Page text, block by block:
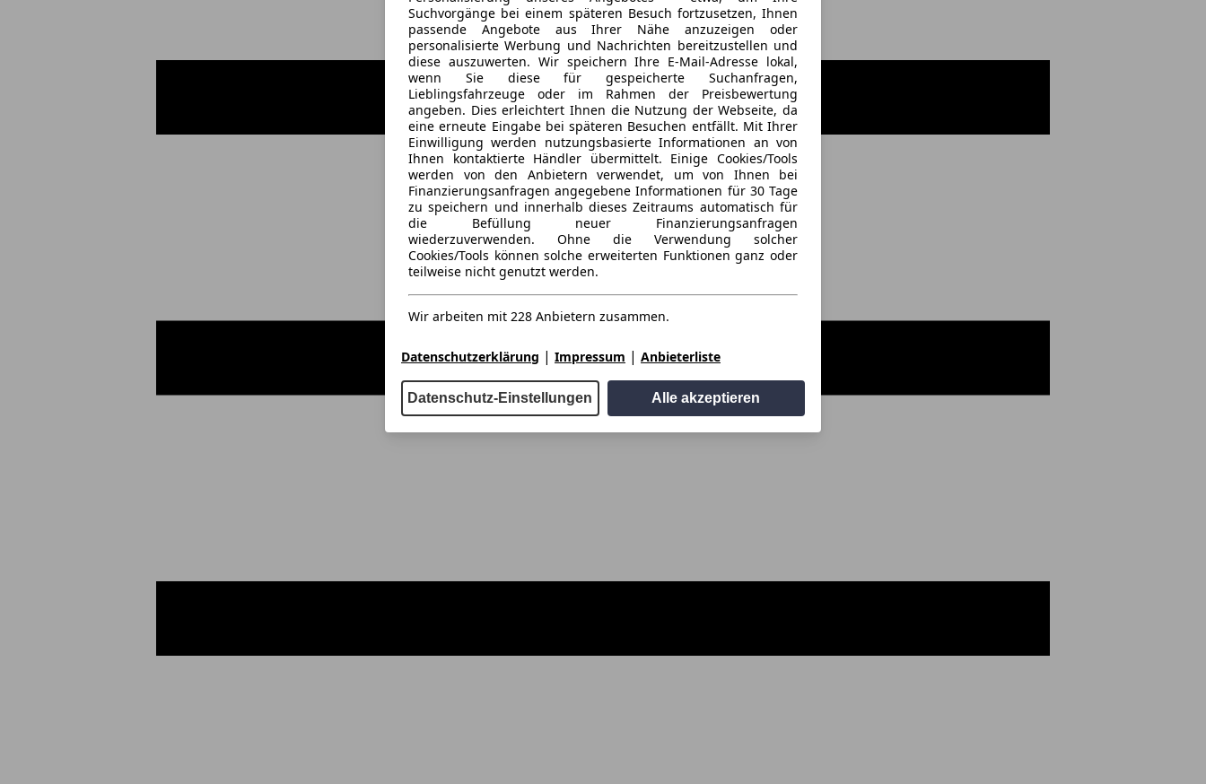
Suchvorgänge bei einem späteren Besuch fortzusetzen, Ihnen
passende Angebote aus Ihrer Nähe anzuzeigen oder
personalisierte Werbung und Nachrichten bereitzustellen und
diese auszuwerten. Wir speichern Ihre E-Mail-Adresse lokal,
wenn Sie diese für gespeicherte Suchanfragen,
Lieblingsfahrzeuge oder im Rahmen der Preisbewertung
angeben. Dies erleichtert Ihnen die Nutzung der Webseite, da
eine erneute Eingabe bei späteren Besuchen entfällt. Mit Ihrer
Einwilligung werden nutzungsbasierte Informationen an von
Ihnen kontaktierte Händler übermittelt. Einige Cookies/Tools
werden von den Anbietern verwendet, um von Ihnen bei
Finanzierungsanfragen angegebene Informationen für 30 Tage
zu speichern und innerhalb dieses Zeitraums automatisch für
die Befüllung neuer Finanzierungsanfragen
wiederzuverwenden. Ohne die Verwendung solcher
Cookies/Tools können solche erweiterten Funktionen ganz oder
teilweise nicht genutzt werden.
Wir arbeiten mit 228 Anbietern zusammen.
Datenschutzerklärung | Impressum | Anbieterliste
Datenschutz-Einstellungen Alle akzeptieren